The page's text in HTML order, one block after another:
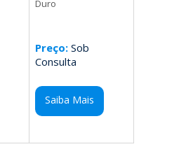
Duro
Preço:Sob
Consulta
Saiba Mais